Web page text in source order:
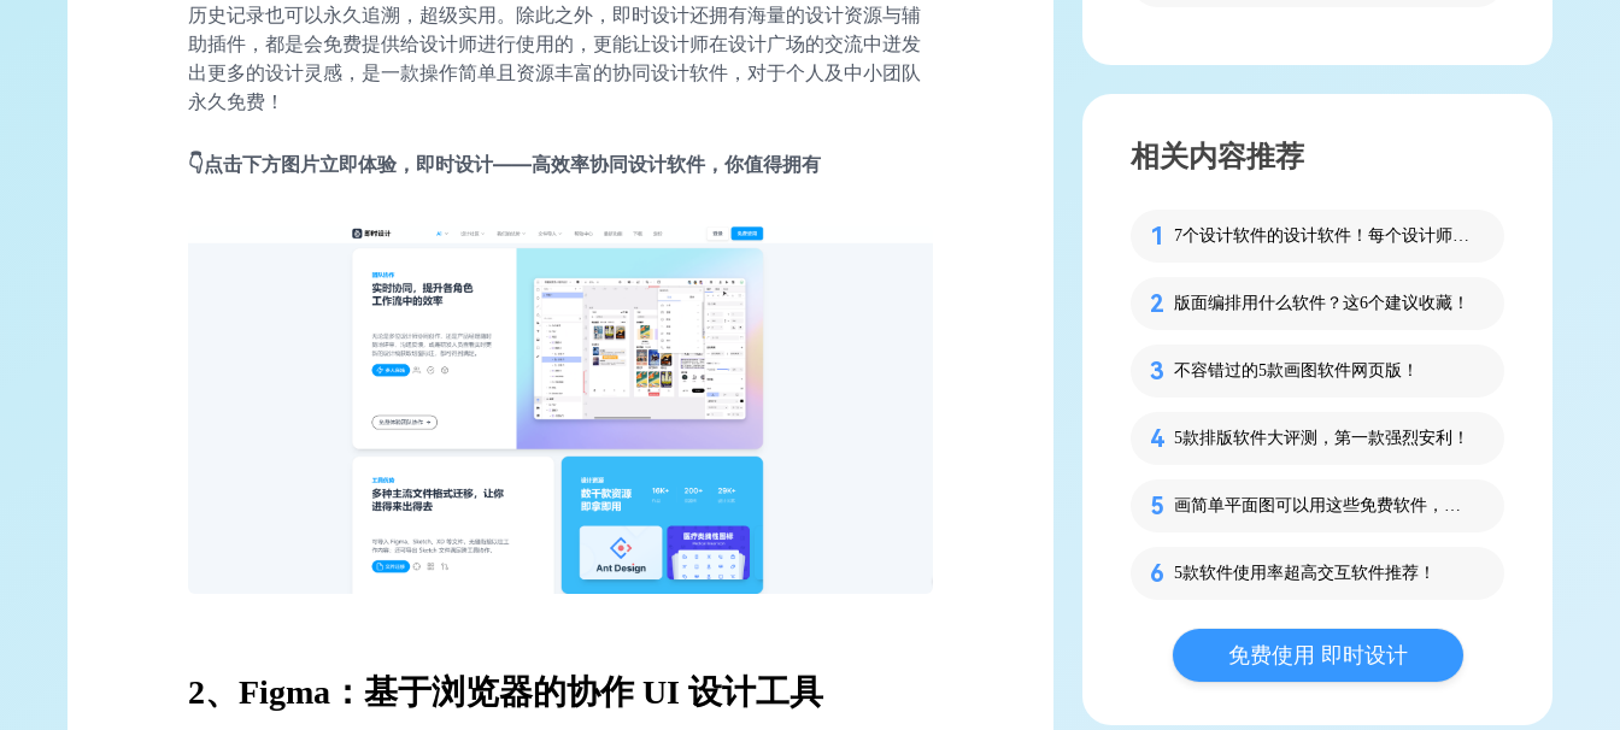
历史记录也可以永久追溯，超级实用。除此之外，即时设计还拥有海量的设计资源与辅
助插件，都是会免费提供给设计师进行使用的，更能让设计师在设计广场的交流中迸发
出更多的设计灵感，是一款操作简单且资源丰富的协同设计软件，对于个人及中小团队
永久免费！
👇点击下方图片立即体验，即时设计——高效率协同设计软件，你值得拥有
2、Figma：基于浏览器的协作 UI 设计工具
相关内容推荐
7个设计软件的设计软件！每个设计师都需要了解！
版面编排用什么软件？这6个建议收藏！
不容错过的5款画图软件网页版！
5款排版软件大评测，第一款强烈安利！
画简单平面图可以用这些免费软件，即拿即用没有门槛！
5款软件使用率超高交互软件推荐！
免费使用 即时设计